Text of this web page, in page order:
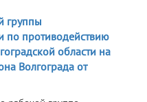
группы
по противодействию
области на
Волгограда от